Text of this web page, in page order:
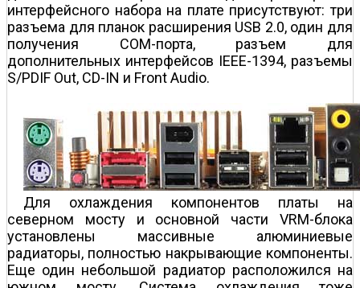
интерфейсного набора на плате присутствуют: три
разъема для планок расширения USB 2.0, один для
получения COM-порта, разъем для
дополнительных интерфейсов IEEE-1394, разъемы
S/PDIF Out, CD-IN и Front Audio.
Для охлаждения компонентов платы на
северном мосту и основной части VRM-блока
установлены массивные алюминиевые
радиаторы, полностью накрывающие компоненты.
Еще один небольшой радиатор расположился на